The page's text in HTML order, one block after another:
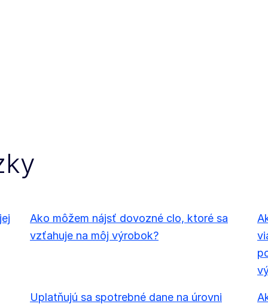
Ako môžem nájsť dovozné clo, ktoré sa
vzťahuje na môj výrobok?
Uplatňujú sa spotrebné dane na úrovni